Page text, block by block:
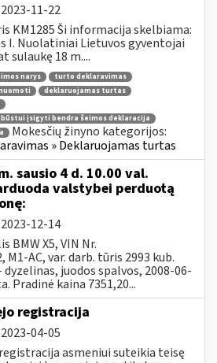
2023-11-22
KM1285 Ši informacija skelbiama:
I. Nuolatiniai Lietuvos gyventojai
sulaukę 18 m....
narys
turto deklaravimas
deklaruojamas turtas
įsigyti bendra šeimos deklaracija
Mokesčių žinyno kategorijos:
» Deklaruojamas turtas
sausio 4 d. 10.00 val.
valstybei perduotą
2023-12-14
BMW X5, VIN Nr.
M1-AC, var. darb. tūris 2993 kub.
dyzelinas, juodos spalvos, 2008-06-
Pradinė kaina 7351,20...
registracija
2023-04-05
asmeniui suteikia teisę